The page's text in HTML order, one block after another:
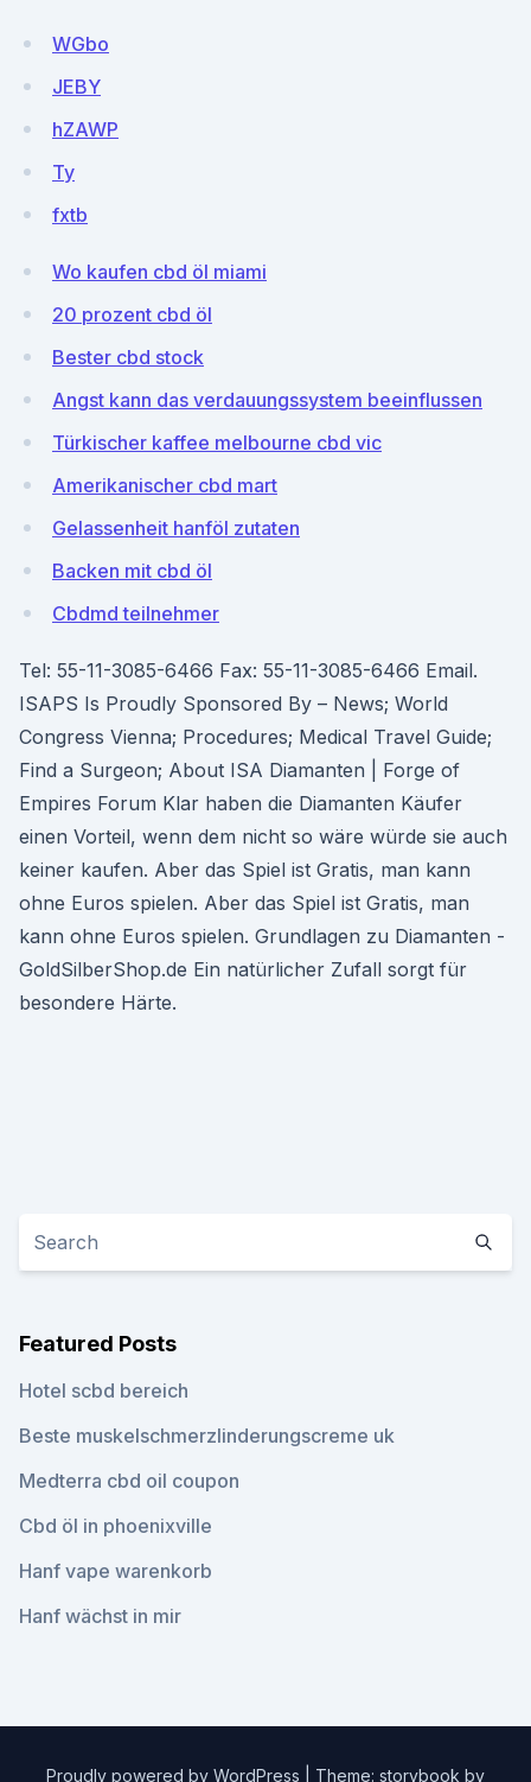
WGbo
JEBY
hZAWP
Ty
fxtb
Wo kaufen cbd öl miami
20 prozent cbd öl
Bester cbd stock
Angst kann das verdauungssystem beeinflussen
Türkischer kaffee melbourne cbd vic
Amerikanischer cbd mart
Gelassenheit hanföl zutaten
Backen mit cbd öl
Cbdmd teilnehmer
Tel: 55-11-3085-6466 Fax: 55-11-3085-6466 Email.
ISAPS Is Proudly Sponsored By – News; World
Congress Vienna; Procedures; Medical Travel Guide;
Find a Surgeon; About ISA Diamanten | Forge of
Empires Forum Klar haben die Diamanten Käufer
einen Vorteil, wenn dem nicht so wäre würde sie auch
keiner kaufen. Aber das Spiel ist Gratis, man kann
ohne Euros spielen. Aber das Spiel ist Gratis, man
kann ohne Euros spielen. Grundlagen zu Diamanten -
GoldSilberShop.de Ein natürlicher Zufall sorgt für
besondere Härte.
Featured Posts
Hotel scbd bereich
Beste muskelschmerzlinderungscreme uk
Medterra cbd oil coupon
Cbd öl in phoenixville
Hanf vape warenkorb
Hanf wächst in mir
Proudly powered by WordPress Theme: storybook by